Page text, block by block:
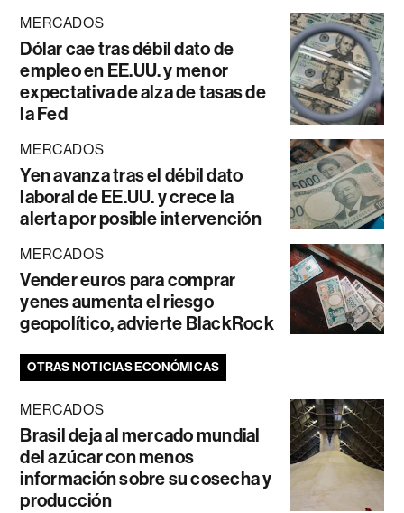
MERCADOS
Dólar cae tras débil dato de
empleo en EE.UU. y menor
expectativa de alza de tasas de
la Fed
MERCADOS
Yen avanza tras el débil dato
laboral de EE.UU. y crece la
alerta por posible intervención
MERCADOS
Vender euros para comprar
yenes aumenta el riesgo
geopolítico, advierte BlackRock
OTRAS NOTICIAS ECONÓMICAS
MERCADOS
Brasil deja al mercado mundial
del azúcar con menos
información sobre su cosecha y
producción